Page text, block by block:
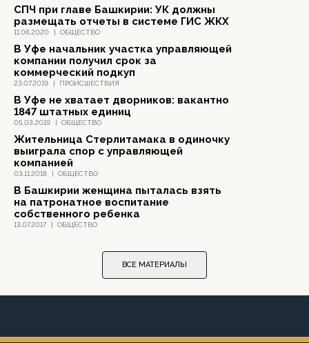
11.06.2020 | ОБЩЕСТВО
СПЧ при главе Башкирии: УК должны
размещать отчеты в системе ГИС ЖКХ
23.07.2019 | ПРОИСШЕСТВИЯ
В Уфе начальник участка управляющей
компании получил срок за
коммерческий подкуп
05.03.2019 | ОБЩЕСТВО
В Уфе не хватает дворников: вакантно
1847 штатных единиц
03.11.2018 | ОБЩЕСТВО
Жительница Стерлитамака в одиночку
выиграла спор с управляющей
компанией
13.07.2017 | ОБЩЕСТВО
В Башкирии женщина пыталась взять
на патронатное воспитание
собственного ребенка
ВСЕ МАТЕРИАЛЫ